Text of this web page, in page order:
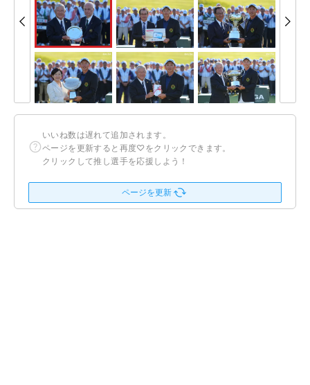
いいね数は遅れて追加されます。
ページを更新すると再度♡をクリックできます。
クリックして推し選手を応援しよう！
ページを更新